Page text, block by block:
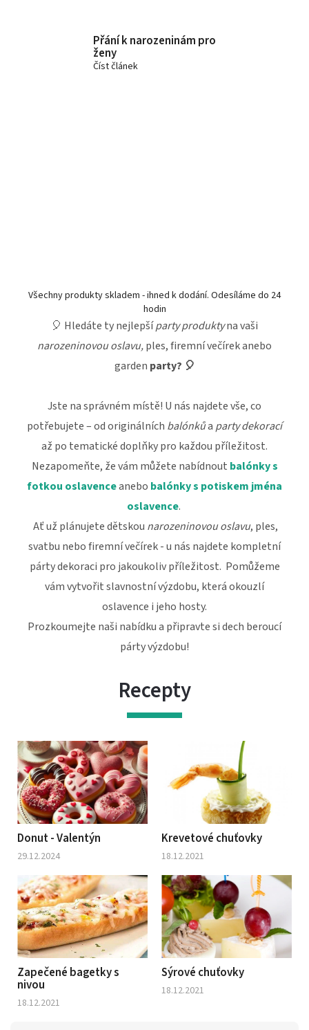
Přání k narozeninám pro
ženy
Číst článek
Všechny produkty skladem - ihned k dodání. Odesíláme do 24
hodin
🎈 Hledáte ty nejlepšíparty produktyna vaši
narozeninovou oslavu,ples, firemní večírek anebo
garden party? 🎈
Jste na správném místě! U nás najdete vše, co
potřebujete – od originálních balónkůa party dekorací
až po tematické doplňky pro každou příležitost.
Nezapomeňte, že vám můžete nabídnout balónky s
fotkou oslavenceanebo balónky s potiskem jména
oslavence.
Ať už plánujete dětskou narozeninovou oslavu, ples,
svatbu nebo firemní večírek - u nás najdete kompletní
párty dekoraci pro jakoukoliv příležitost. Pomůžeme
vám vytvořit slavnostní výzdobu, která okouzlí
oslavence i jeho hosty.
Prozkoumejte naši nabídku a připravte si dech beroucí
párty výzdobu!
Recepty
Donut - Valentýn
29.12.2024
Krevetové chuťovky
18.12.2021
Zapečené bagetky s
nivou
18.12.2021
Sýrové chuťovky
18.12.2021